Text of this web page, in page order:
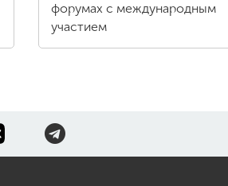
форумах с международным
участием